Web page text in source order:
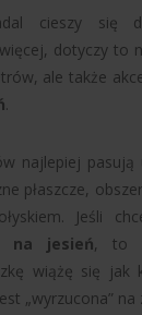
cieszy się
dotyczy to
ale także
.
najlepiej pasują
płaszcze,
Jeśli
na jesień, to
wiążę się jak
„wyrzucona” na